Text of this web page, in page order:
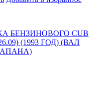
БЕНЗИНОВОГО CUB
(1993 ГОД) (ВАЛ